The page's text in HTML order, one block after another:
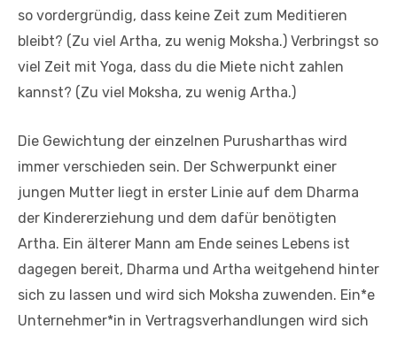
so vordergründig, dass keine Zeit zum Meditieren
bleibt? (Zu viel Artha, zu wenig Moksha.) Verbringst so
viel Zeit mit Yoga, dass du die Miete nicht zahlen
kannst? (Zu viel Moksha, zu wenig Artha.)
Die Gewichtung der einzelnen Purusharthas wird
immer verschieden sein. Der Schwerpunkt einer
jungen Mutter liegt in erster Linie auf dem Dharma
der Kindererziehung und dem dafür benötigten
Artha. Ein älterer Mann am Ende seines Lebens ist
dagegen bereit, Dharma und Artha weitgehend hinter
sich zu lassen und wird sich Moksha zuwenden. Ein*e
Unternehmer*in in Vertragsverhandlungen wird sich